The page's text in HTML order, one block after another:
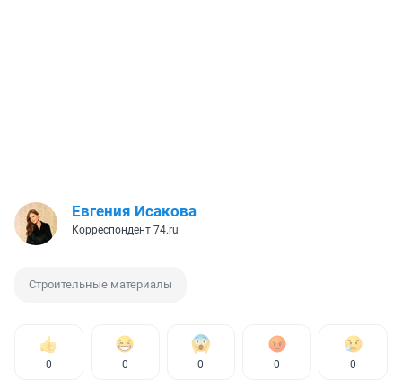
Евгения Исакова
Корреспондент 74.ru
Строительные материалы
0 0 0 0 0